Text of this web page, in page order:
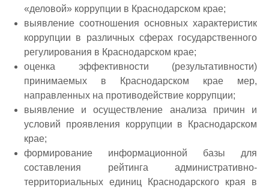
«деловой» коррупции в Краснодарском крае;
выявление соотношения основных характеристик
коррупции в различных сферах государственного
регулирования в Краснодарском крае;
оценка эффективности (результативности)
принимаемых в Краснодарском крае мер,
направленных на противодействие коррупции;
выявление и осуществление анализа причин и
условий проявления коррупции в Краснодарском
крае;
формирование информационной базы для
составления рейтинга административно-
территориальных единиц Краснодарского края в